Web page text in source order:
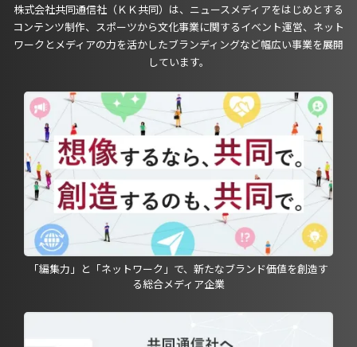
株式会社共同通信社（ＫＫ共同）は、ニュースメディアをはじめとする
コンテンツ制作、スポーツから文化事業に関するイベント運営、ネット
ワークとメディアの力を活かしたブランディングなど幅広い事業を展開
しています。
「編集力」と「ネットワーク」で、新たなブランド価値を創造す
る総合メディア企業